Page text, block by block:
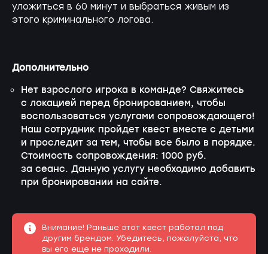
уложиться в 60 минут и выбраться живым из
этого криминального логова.
Дополнительно
Нет взрослого игрока в команде? Свяжитесь
с локацией перед бронированием, чтобы
воспользоваться услугами сопровождающего!
Наш сотрудник пройдет квест вместе с детьми
и проследит за тем, чтобы все было в порядке.
Стоимость сопровождения: 1000 руб.
за сеанс. Данную услугу необходимо добавить
при бронировании на сайте.
Внимание! Раньше этот квест работал под
другим брендом. Убедитесь, пожалуйста, что
вы его еще не проходили.